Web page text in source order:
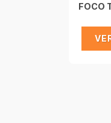
FOCO